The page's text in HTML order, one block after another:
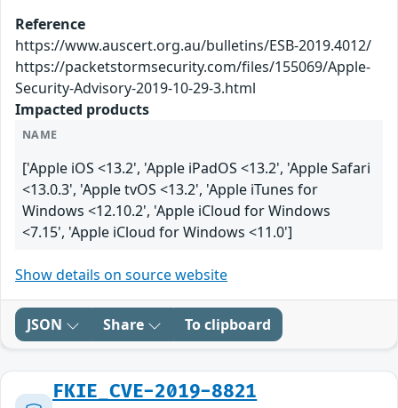
Reference
https://www.auscert.org.au/bulletins/ESB-2019.4012/
https://packetstormsecurity.com/files/155069/Apple-
Security-Advisory-2019-10-29-3.html
Impacted products
NAME
['Apple iOS <13.2', 'Apple iPadOS <13.2', 'Apple Safari
<13.0.3', 'Apple tvOS <13.2', 'Apple iTunes for
Windows <12.10.2', 'Apple iCloud for Windows
<7.15', 'Apple iCloud for Windows <11.0']
Show details on source website
JSON Share To clipboard
FKIE_CVE-2019-8821